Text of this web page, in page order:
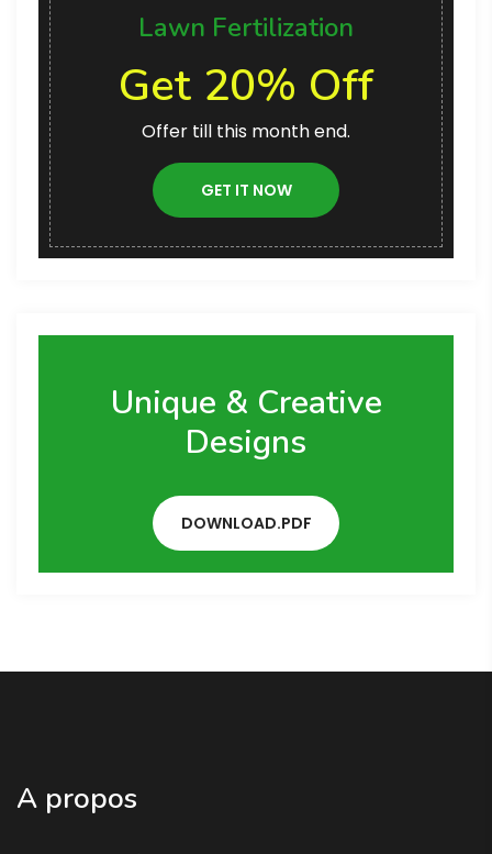
Lawn Fertilization
Get 20% Off
Offer till this month end.
GET IT NOW
Unique & Creative
Designs
DOWNLOAD.PDF
A propos